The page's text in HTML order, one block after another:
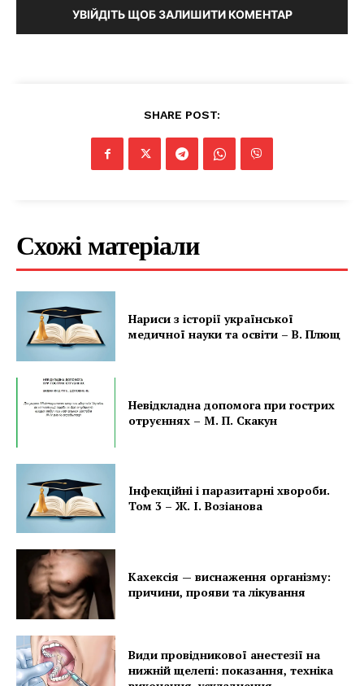
УВІЙДІТЬ ЩОБ ЗАЛИШИТИ КОМЕНТАР
SHARE POST:
Схожі матеріали
Нариси з історії української
медичної науки та освіти – В. Плющ
Невідкладна допомога при гострих
отруєннях – М. П. Скакун
Інфекційні і паразитарні хвороби.
Том 3 – Ж. І. Возіанова
Кахексія — виснаження організму:
причини, прояви та лікування
Види провідникової анестезії на
нижній щелепі: показання, техніка